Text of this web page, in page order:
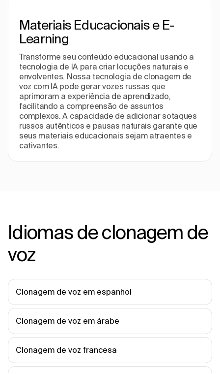
Materiais Educacionais e E-
Learning
Transforme seu conteúdo educacional usando a
tecnologia de IA para criar locuções naturais e
envolventes. Nossa tecnologia de clonagem de
voz com IA pode gerar vozes russas que
aprimoram a experiência de aprendizado,
facilitando a compreensão de assuntos
complexos. A capacidade de adicionar sotaques
russos autênticos e pausas naturais garante que
seus materiais educacionais sejam atraentes e
cativantes.
Idiomas de clonagem de
voz
Clonagem de voz em espanhol
Clonagem de voz em árabe
Clonagem de voz francesa